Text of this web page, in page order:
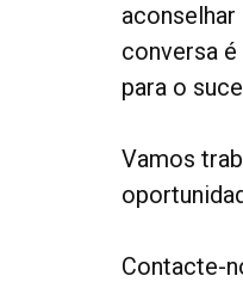
conversa
para o
Vamos
Contacte-